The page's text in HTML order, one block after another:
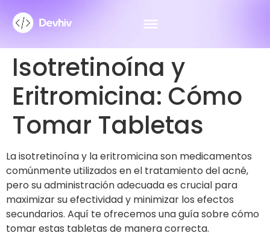
Isotretinoína y
Eritromicina: Cómo
Tomar Tabletas
La isotretinoína y la eritromicina son medicamentos
comúnmente utilizados en el tratamiento del acné,
pero su administración adecuada es crucial para
maximizar su efectividad y minimizar los efectos
secundarios. Aquí te ofrecemos una guía sobre cómo
tomar estas tabletas de manera correcta.